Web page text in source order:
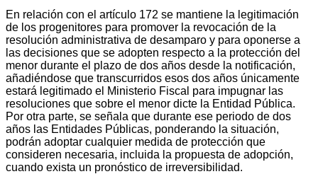
En relación con el artículo 172 se mantiene la legitimación
de los progenitores para promover la revocación de la
resolución administrativa de desamparo y para oponerse a
las decisiones que se adopten respecto a la protección del
menor durante el plazo de dos años desde la notificación,
añadiéndose que transcurridos esos dos años únicamente
estará legitimado el Ministerio Fiscal para impugnar las
resoluciones que sobre el menor dicte la Entidad Pública.
Por otra parte, se señala que durante ese periodo de dos
años las Entidades Públicas, ponderando la situación,
podrán adoptar cualquier medida de protección que
consideren necesaria, incluida la propuesta de adopción,
cuando exista un pronóstico de irreversibilidad.